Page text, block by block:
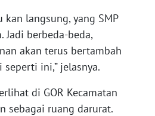
kan langsung, yang SMP
Jadi berbeda-beda,
akan terus bertambah
ini,” jelasnya.
di GOR Kecamatan
sebagai ruang darurat.